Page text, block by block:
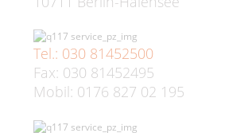
Tel.: 030 81452500
Fax: 030 81452495
Mobil: 0176 827 02 195